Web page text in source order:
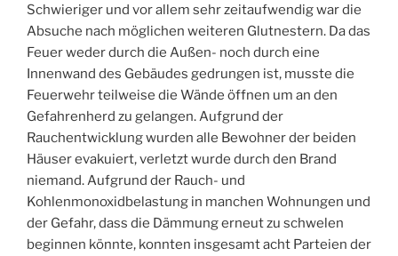
Schwieriger und vor allem sehr zeitaufwendig war die
Absuche nach möglichen weiteren Glutnestern. Da das
Feuer weder durch die Außen- noch durch eine
Innenwand des Gebäudes gedrungen ist, musste die
Feuerwehr teilweise die Wände öffnen um an den
Gefahrenherd zu gelangen. Aufgrund der
Rauchentwicklung wurden alle Bewohner der beiden
Häuser evakuiert, verletzt wurde durch den Brand
niemand. Aufgrund der Rauch- und
Kohlenmonoxidbelastung in manchen Wohnungen und
der Gefahr, dass die Dämmung erneut zu schwelen
beginnen könnte, konnten insgesamt acht Parteien der